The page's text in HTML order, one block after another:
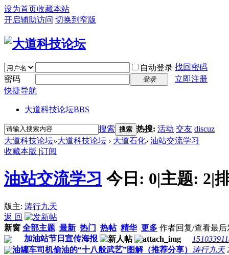
设为首页收藏本站
开启辅助访问 切换到窄版
自动登录 找回密码
密码
登录
立即注册
快捷导航
大道科技论坛BBS
搜索 搜索 热搜: 活动 交友 discuz
大道科技论坛»大道科技论坛 › 大道石化› 油站交流学习
收藏本版 |订阅
油站交流学习 今日: 0|主题: 2|
版主: 涛行九天
返 回
新窗 全部主题 最新 热门 热帖 精华 更多 作者回复/查看最后
加油站节日宣传海报
油罐车司机偷油的“十八般武艺”图解（推荐分享）
涛行九天